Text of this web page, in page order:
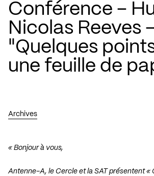
Conférence –
Nicolas Reeves
"Quelques
une feuille de
Archives
« Bonjour à vous,
Antenne-A, le Cercle et la SAT présentent «